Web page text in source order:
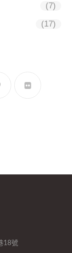
(7)
(17)
18號